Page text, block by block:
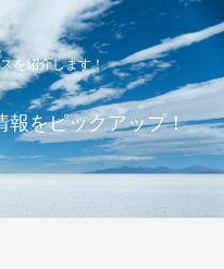
を紹介します！
をピックアップ！